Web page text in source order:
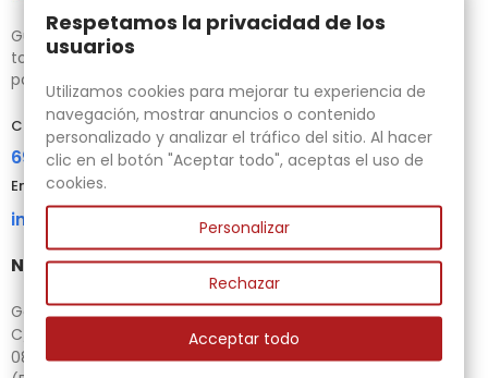
Gubias.com.es, tu tienda especializada en talla de madera,
tornos para bricolaje y maquinaria para la madera auxiliar
para tus necesidades.
Contacta con nosotros
696 95 85 58
Email
info@gubias.com.es
Nuestra tienda
Ganiveteria Rius
C/ Goleta, 11
08221 Terrassa
Respetamos la privacidad de los
usuarios
Utilizamos cookies para mejorar tu experiencia de
navegación, mostrar anuncios o contenido
personalizado y analizar el tráfico del sitio. Al hacer
clic en el botón "Aceptar todo", aceptas el uso de
cookies.
Personalizar
Rechazar
Acceptar todo